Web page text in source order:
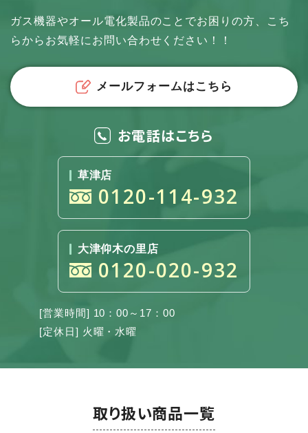
ガス機器やオール電化製品のことでお困りの方、
こち
らからお気軽にお問い合わせください！！
メールフォームはこちら
お電話はこちら
草津店
0120-114-932
大津仰木の里店
0120-020-932
[営業時間] 10：00～17：00
[定休日] 火曜・水曜
取り扱い商品一覧